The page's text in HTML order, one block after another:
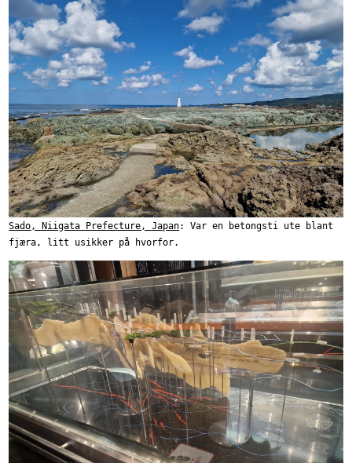
Sado, Niigata Prefecture, Japan: Var en betongsti ute blant
fjæra, litt usikker på hvorfor.